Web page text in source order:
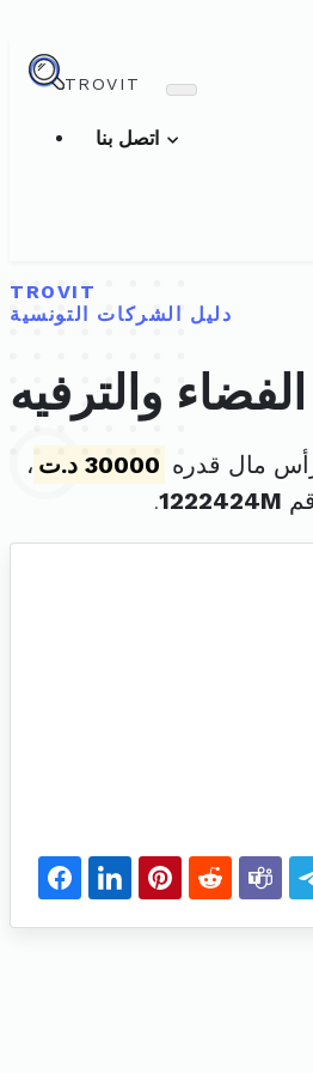
TROVIT
TROVIT
دليل الشركات التونسية
والترفيه
30000 د.ت
،
1222424M
.